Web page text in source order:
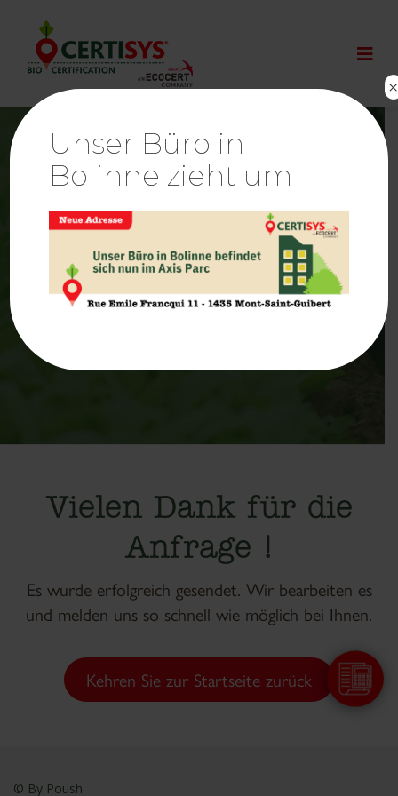
Bestätigung
Vielen Dank für die
Anfrage !
Es wurde erfolgreich gesendet. Wir bearbeiten es
und melden uns so schnell wie möglich bei Ihnen.
Kehren Sie zur Startseite zurück
© By Poush
Unser Büro in
Bolinne zieht um
×